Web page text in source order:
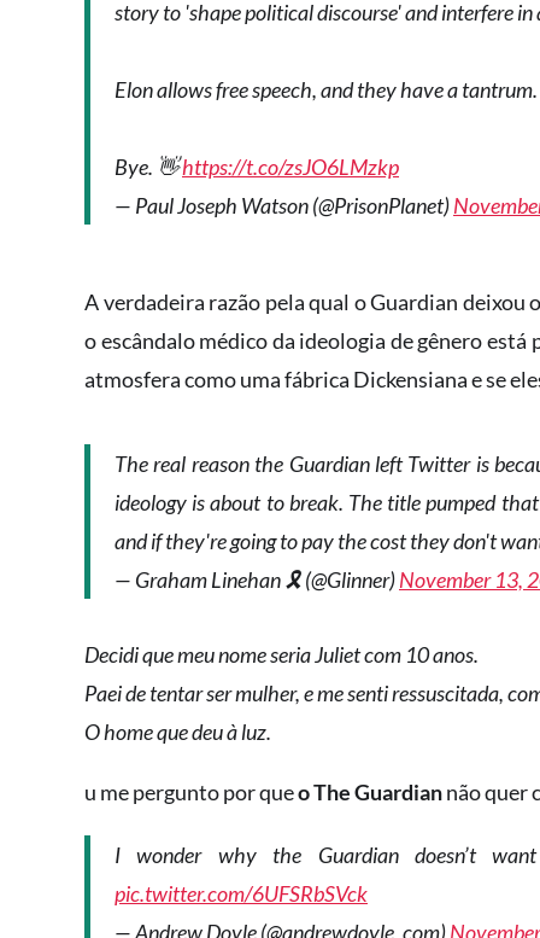
story to 'shape political discourse' and interfere in
Elon allows free speech, and they have a tantrum.
Bye. 👋https://t.co/zsJO6LMzkp
— Paul Joseph Watson (@PrisonPlanet)
A verdadeira razão pela qual o Guardian
o escândalo médico da ideologia de gênero
atmosfera como uma fábrica Dickensiana e se
The real reason the Guardian left Twitter is
ideology is about to break. The title pumped
and if they're going to pay the cost they don't
— Graham Linehan 🎗️ (@Glinner)November 13,
Decidi que meu nome seria Juliet com 10 anos.
Paei de tentar ser mulher, e me senti ressuscitada,
O home que deu à luz.
u me pergunto por queo The Guardiannão quer
I wonder why the Guardian doesn’t
pic.twitter.com/6UFSRbSVck
— Andrew Doyle (@andrewdoyle_com)